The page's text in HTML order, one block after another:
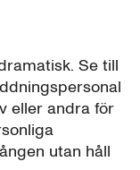
Se till
eller andra för
utan håll